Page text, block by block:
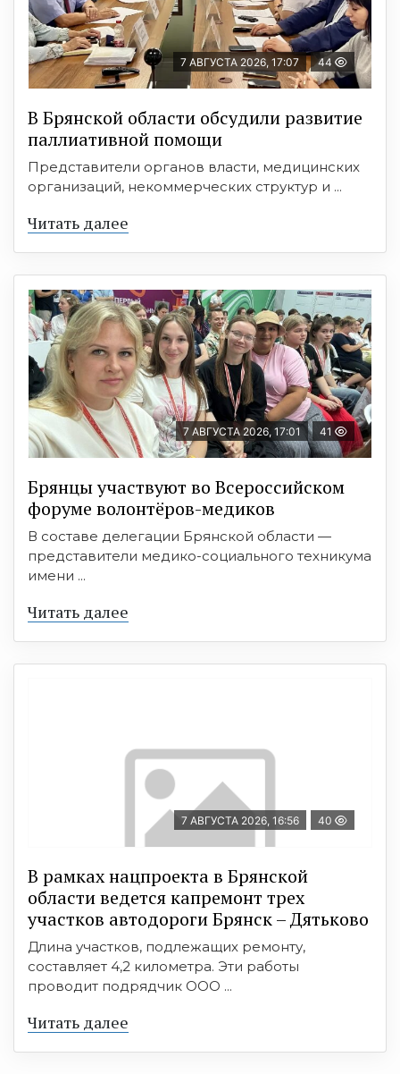
7 АВГУСТА 2026, 17:07 44
В Брянской области обсудили развитие
паллиативной помощи
Представители органов власти, медицинских
организаций, некоммерческих структур и ...
Читать далее
7 АВГУСТА 2026, 17:01 41
Брянцы участвуют во Всероссийском
форуме волонтёров-медиков
В составе делегации Брянской области —
представители медико-социального техникума
имени ...
Читать далее
7 АВГУСТА 2026, 16:56 40
В рамках нацпроекта в Брянской
области ведется капремонт трех
участков автодороги Брянск – Дятьково
Длина участков, подлежащих ремонту,
составляет 4,2 километра. Эти работы
проводит подрядчик ООО ...
Читать далее